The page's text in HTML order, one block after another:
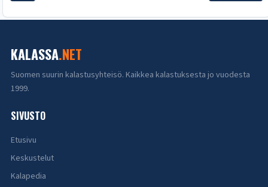
KALASSA.NET
Suomen suurin kalastusyhteisö. Kaikkea kalastuksesta jo vuodesta
1999.
SIVUSTO
Etusivu
Keskustelut
Kalapedia